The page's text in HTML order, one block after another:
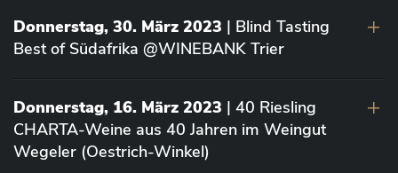
Donnerstag, 30. März 2023 | Blind Tasting
Best of Südafrika @WINEBANK Trier
Donnerstag, 16. März 2023 | 40 Riesling
CHARTA-Weine aus 40 Jahren im Weingut
Wegeler (Oestrich-Winkel)